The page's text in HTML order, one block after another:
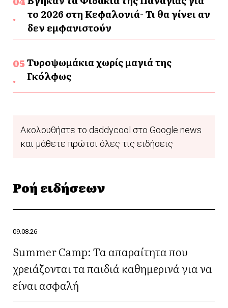
το 2026 στη Κεφαλονιά- Τι θα γίνει αν
δεν εμφανιστούν
Τυροψωμάκια χωρίς μαγιά της
Γκόλφως
Ακολουθήστε το daddycool στο Google news
και μάθετε πρώτοι όλες τις ειδήσεις
Ροή ειδήσεων
09.08.26
Summer Camp: Τα απαραίτητα που
χρειάζονται τα παιδιά καθημερινά για να
είναι ασφαλή